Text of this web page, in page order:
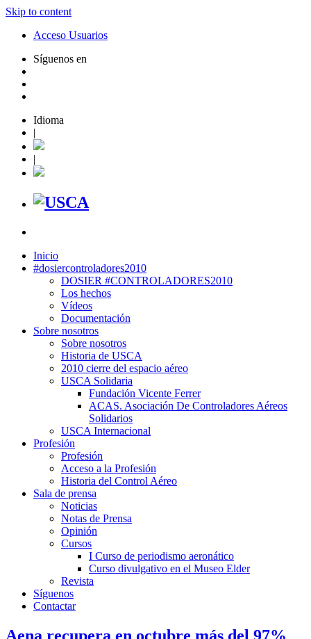
Skip to content
Acceso Usuarios
Síguenos en
Idioma
|
|
Inicio
#dosiercontroladores2010
DOSIER #CONTROLADORES2010
Los hechos
Vídeos
Documentación
Sobre nosotros
Sobre nosotros
Historia de USCA
2010 cierre del espacio aéreo
USCA Solidaria
Fundación Vicente Ferrer
ACAS. Asociación De Controladores Aéreos
Solidarios
USCA Internacional
Profesión
Profesión
Acceso a la Profesión
Historia del Control Aéreo
Sala de prensa
Noticias
Notas de Prensa
Opinión
Cursos
I Curso de periodismo aeronático
Curso divulgativo en el Museo Elder
Revista
Síguenos
Contactar
Aena recupera en octubre más del 97%